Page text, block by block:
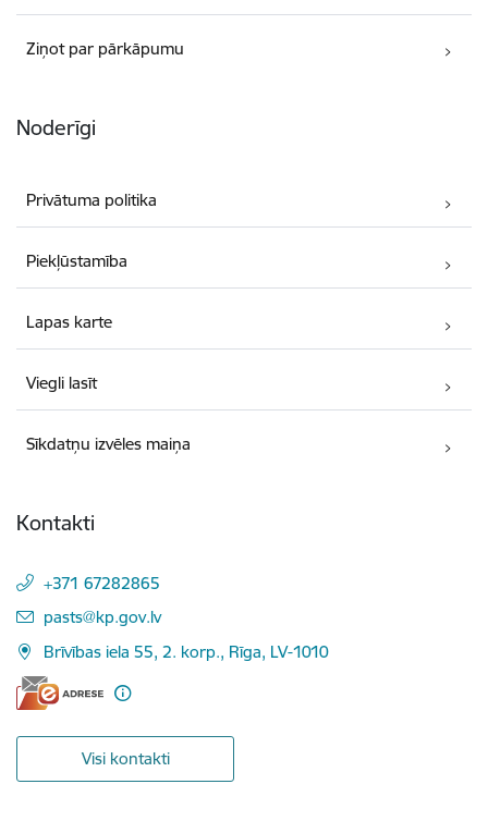
Ziņot par pārkāpumu
Noderīgi
Privātuma politika
Piekļūstamība
Lapas karte
Viegli lasīt
Sīkdatņu izvēles maiņa
Kontakti
+371 67282865
E-pasts:
pasts@kp.gov.lv
Brīvības iela 55, 2. korp., Rīga, LV-1010
Visi kontakti